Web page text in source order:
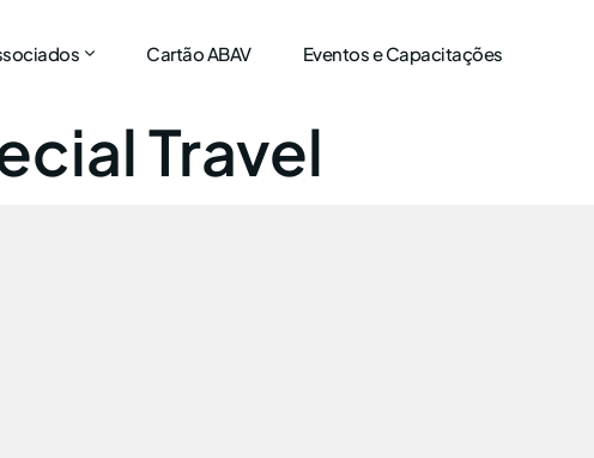
Cartão ABAV Eventos e Capacitações
Travel